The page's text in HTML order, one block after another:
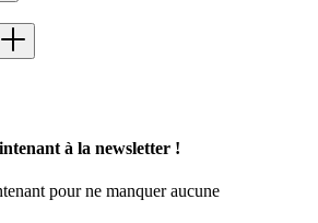
à la newsletter !
pour ne manquer aucune